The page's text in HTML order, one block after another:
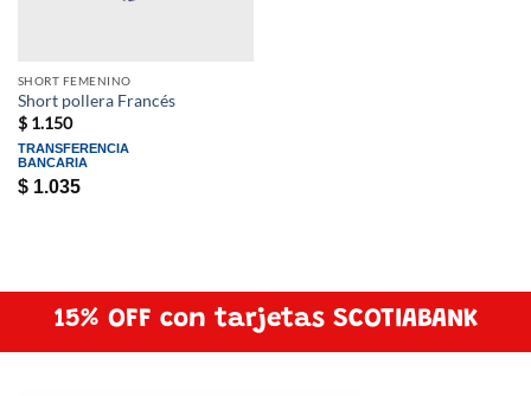
SHORT FEMENINO
Short pollera Francés
$1.150
TRANSFERENCIA
BANCARIA
$1.035
15% OFF con tarjetas SCOTIABANK